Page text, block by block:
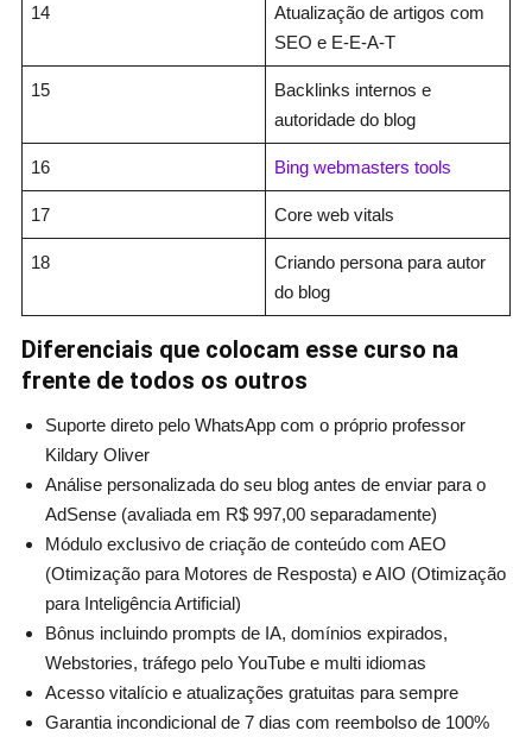
14
Atualização de artigos com
SEO e E-E-A-T
15
Backlinks internos e
autoridade do blog
16 Bing webmasters tools
17 Core web vitals
18
Criando persona para autor
do blog
Diferenciais que colocam esse curso na
frente de todos os outros
Suporte direto pelo WhatsApp com o próprio professor
Kildary Oliver
Análise personalizada do seu blog antes de enviar para o
AdSense (avaliada em R$ 997,00 separadamente)
Módulo exclusivo de criação de conteúdo com AEO
(Otimização para Motores de Resposta) e AIO (Otimização
para Inteligência Artificial)
Bônus incluindo prompts de IA, domínios expirados,
Webstories, tráfego pelo YouTube e multi idiomas
Acesso vitalício e atualizações gratuitas para sempre
Garantia incondicional de 7 dias com reembolso de 100%